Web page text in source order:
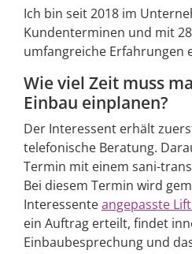
Ich bin seit 2018 im
Kundenterminen und mit
umfangreiche Erfahrungen
Wie viel Zeit muss
Einbau einplanen?
Der Interessent erhält
telefonische Beratung.
Termin mit einem sani-
Bei diesem Termin wird
Interessenteangepasste
ein Auftrag erteilt, findet
Einbaubesprechung und